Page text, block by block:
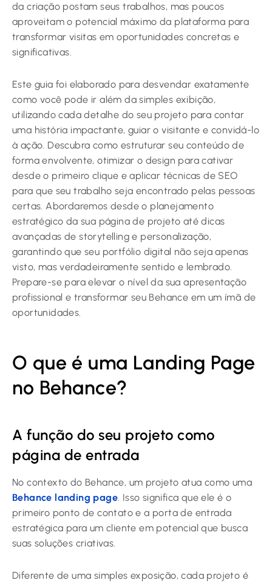
da criação postam seus trabalhos, mas poucos
aproveitam o potencial máximo da plataforma para
transformar visitas em oportunidades concretas e
significativas.
Este guia foi elaborado para desvendar exatamente
como você pode ir além da simples exibição,
utilizando cada detalhe do seu projeto para contar
uma história impactante, guiar o visitante e convidá-lo
à ação. Descubra como estruturar seu conteúdo de
forma envolvente, otimizar o design para cativar
desde o primeiro clique e aplicar técnicas de SEO
para que seu trabalho seja encontrado pelas pessoas
certas. Abordaremos desde o planejamento
estratégico da sua página de projeto até dicas
avançadas de storytelling e personalização,
garantindo que seu portfólio digital não seja apenas
visto, mas verdadeiramente sentido e lembrado.
Prepare-se para elevar o nível da sua apresentação
profissional e transformar seu Behance em um ímã de
oportunidades.
O que é uma Landing Page
no Behance?
A função do seu projeto como
página de entrada
No contexto do Behance, um projeto atua como uma
Behance landing page . Isso significa que ele é o
primeiro ponto de contato e a porta de entrada
estratégica para um cliente em potencial que busca
suas soluções criativas.
Diferente de uma simples exposição, cada projeto é